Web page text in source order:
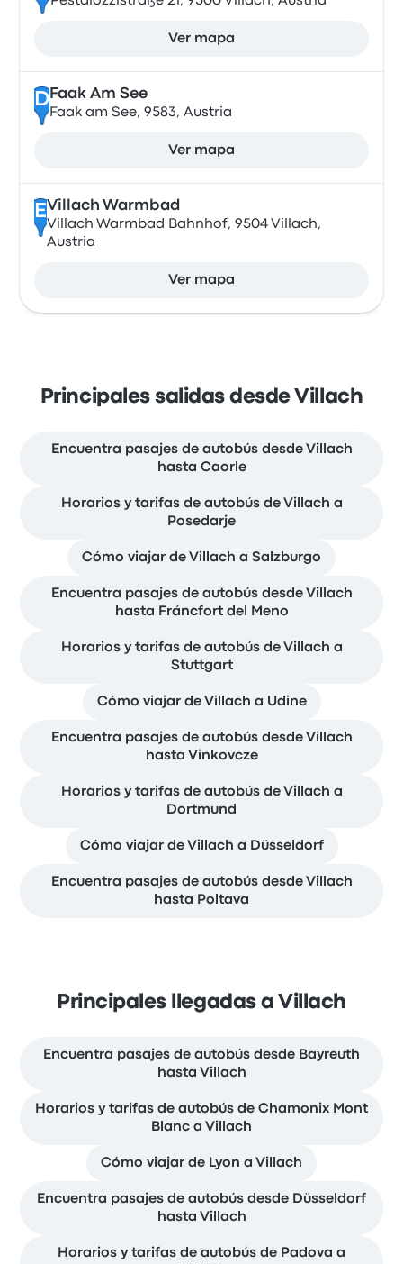
Ver mapa
DFaak Am See
Faak am See, 9583, Austria
Ver mapa
EVillach Warmbad
Villach Warmbad Bahnhof, 9504 Villach,
Austria
Ver mapa
Principales salidas desde Villach
Encuentra pasajes de autobús desde Villach
hasta Caorle
Horarios y tarifas de autobús de Villach a
Posedarje
Cómo viajar de Villach a Salzburgo
Encuentra pasajes de autobús desde Villach
hasta Fráncfort del Meno
Horarios y tarifas de autobús de Villach a
Stuttgart
Cómo viajar de Villach a Udine
Encuentra pasajes de autobús desde Villach
hasta Vinkovcze
Horarios y tarifas de autobús de Villach a
Dortmund
Cómo viajar de Villach a Düsseldorf
Encuentra pasajes de autobús desde Villach
hasta Poltava
Principales llegadas a Villach
Encuentra pasajes de autobús desde Bayreuth
hasta Villach
Horarios y tarifas de autobús de Chamonix Mont
Blanc a Villach
Cómo viajar de Lyon a Villach
Encuentra pasajes de autobús desde Düsseldorf
hasta Villach
Horarios y tarifas de autobús de Padova a